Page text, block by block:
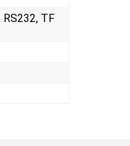
RS232, TF